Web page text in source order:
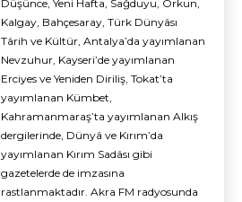
Düşünce, Yeni Hafta, Sağduyu, Orkun,
Kalgay, Bahçesaray, Türk Dünyâsı
Târih ve Kültür, Antalya’da yayımlanan
Nevzuhur, Kayseri’de yayımlanan
Erciyes ve Yeniden Diriliş, Tokat’ta
yayımlanan Kümbet,
Kahramanmaraş’ta yayımlanan Alkış
dergilerinde, Dünyâ ve Kırım’da
yayımlanan Kırım Sadâsı gibi
gazetelerde de imzasına
rastlanmaktadır. Akra FM radyosunda